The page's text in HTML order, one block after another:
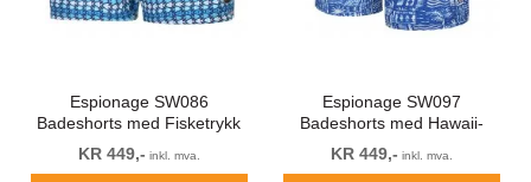
Espionage SW086
Badeshorts med Fisketrykk
Blå
KR 449,- inkl. mva.
Espionage SW097
Badeshorts med Hawaii-
trykk Kongeblå/Hvit
KR 449,- inkl. mva.